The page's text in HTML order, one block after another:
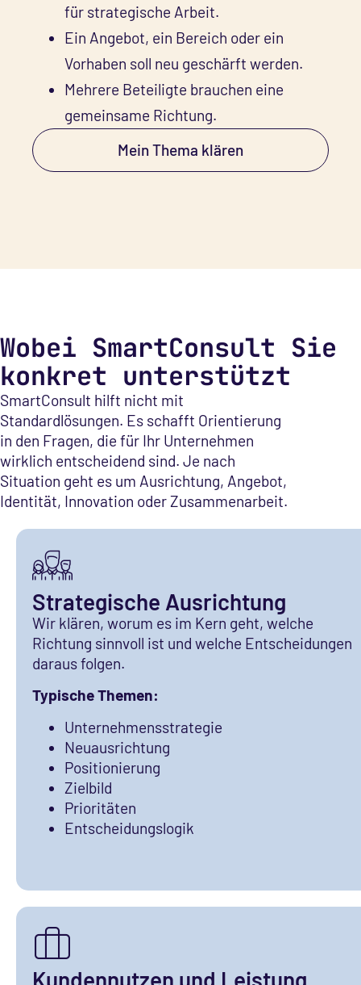
für strategische Arbeit.
Ein Angebot, ein Bereich oder ein
Vorhaben soll neu geschärft werden.
Mehrere Beteiligte brauchen eine
gemeinsame Richtung.
Mein Thema klären
Wobei SmartConsult Sie
konkret unterstützt
SmartConsult hilft nicht mit
Standardlösungen. Es schafft Orientierung
in den Fragen, die für Ihr Unternehmen
wirklich entscheidend sind. Je nach
Situation geht es um Ausrichtung, Angebot,
Identität, Innovation oder Zusammenarbeit.
Strategische Ausrichtung
Wir klären, worum es im Kern geht, welche
Richtung sinnvoll ist und welche Entscheidungen
daraus folgen.
Typische Themen:
Unternehmensstrategie
Neuausrichtung
Positionierung
Zielbild
Prioritäten
Entscheidungslogik
Kundennutzen und Leistung